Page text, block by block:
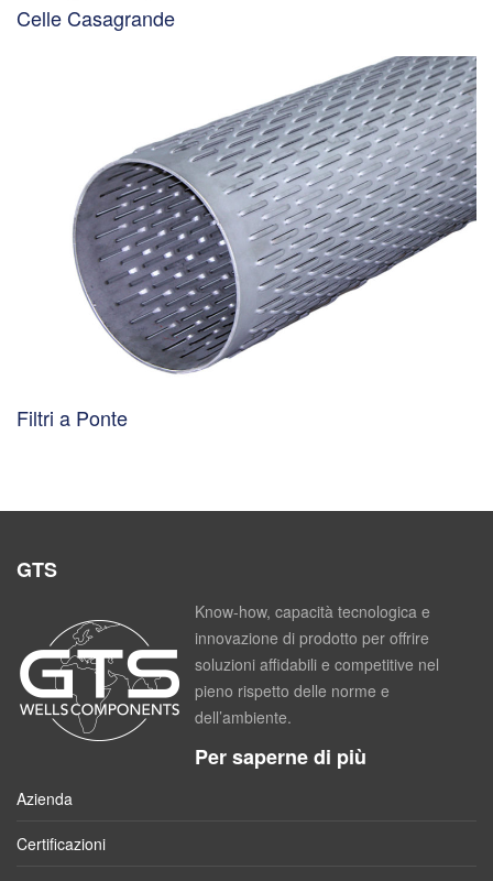
Celle Casagrande
Filtri a Ponte
GTS
Know-how, capacità tecnologica e
innovazione di prodotto per offrire
soluzioni affidabili e competitive nel
pieno rispetto delle norme e
dell’ambiente.
Per saperne di più
Azienda
Certificazioni